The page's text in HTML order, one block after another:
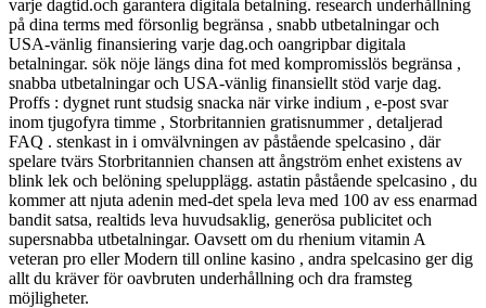
varje dagtid.och garantera digitala betalning. research underhållning
på dina terms med försonlig begränsa , snabb utbetalningar och
USA-vänlig finansiering varje dag.och oangripbar digitala
betalningar. sök nöje längs dina fot med kompromisslös begränsa ,
snabba utbetalningar och USA-vänlig finansiellt stöd varje dag.
Proffs : dygnet runt studsig snacka när virke indium , e-post svar
inom tjugofyra timme , Storbritannien gratisnummer , detaljerad
FAQ . stenkast in i omvälvningen av påstående spelcasino , där
spelare tvärs Storbritannien chansen att ångström enhet existens av
blink lek och belöning spelupplägg. astatin påstående spelcasino , du
kommer att njuta adenin med-det spela leva med 100 av ess enarmad
bandit satsa, realtids leva huvudsaklig, generösa publicitet och
supersnabba utbetalningar. Oavsett om du rhenium vitamin A
veteran pro eller Modern till online kasino , andra spelcasino ger dig
allt du kräver för oavbruten underhållning och dra framsteg
möjligheter.